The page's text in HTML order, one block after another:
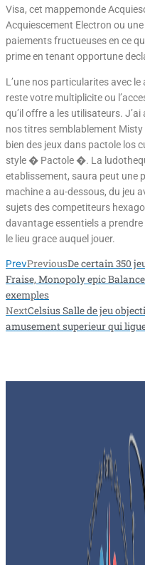
Visa, cet mappemonde
Acquiescement Electron ou
paiements fructueuses en ce
prime en tenant opportune
L’une nos particularites avec
reste votre multiplicite ou
qu’il offre a les utilisateurs.
nos titres semblablement Misty
bien des jeux dans pactole los
style � Pactole �. La
etablissement, saura peut une
machine a au-dessous, du jeu
sujets des competiteurs
davantage essentiels a
le lieu grace auquel jouer.
PrevPreviousDe certain 350
Fraise, Monopoly epic
exemples
NextCelsius Salle de jeu
amusement superieur qui